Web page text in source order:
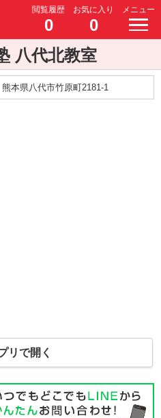
閲覧履歴
0
お気に入り
0
メニュー
八代北教室
熊本県八代市竹原町2181-1
リで開く